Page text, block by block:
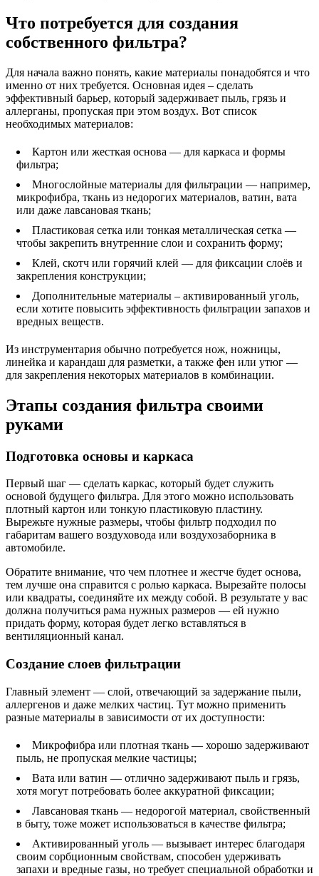
Что потребуется для создания
собственного фильтра?
Для начала важно понять, какие материалы понадобятся и что
именно от них требуется. Основная идея – сделать
эффективный барьер, который задерживает пыль, грязь и
аллерганы, пропуская при этом воздух. Вот список
необходимых материалов:
Картон или жесткая основа — для каркаса и формы
фильтра;
Многослойные материалы для фильтрации — например,
микрофибра, ткань из недорогих материалов, ватин, вата
или даже лавсановая ткань;
Пластиковая сетка или тонкая металлическая сетка —
чтобы закрепить внутренние слои и сохранить форму;
Клей, скотч или горячий клей — для фиксации слоёв и
закрепления конструкции;
Дополнительные материалы – активированный уголь,
если хотите повысить эффективность фильтрации запахов и
вредных веществ.
Из инструментария обычно потребуется нож, ножницы,
линейка и карандаш для разметки, а также фен или утюг —
для закрепления некоторых материалов в комбинации.
Этапы создания фильтра своими
руками
Подготовка основы и каркаса
Первый шаг — сделать каркас, который будет служить
основой будущего фильтра. Для этого можно использовать
плотный картон или тонкую пластиковую пластину.
Вырежьте нужные размеры, чтобы фильтр подходил по
габаритам вашего воздуховода или воздухозаборника в
автомобиле.
Обратите внимание, что чем плотнее и жестче будет основа,
тем лучше она справится с ролью каркаса. Вырезайте полосы
или квадраты, соединяйте их между собой. В результате у вас
должна получиться рама нужных размеров — ей нужно
придать форму, которая будет легко вставляться в
вентиляционный канал.
Создание слоев фильтрации
Главный элемент — слой, отвечающий за задержание пыли,
аллергенов и даже мелких частиц. Тут можно применить
разные материалы в зависимости от их доступности:
Микрофибра или плотная ткань — хорошо задерживают
пыль, не пропуская мелкие частицы;
Вата или ватин — отлично задерживают пыль и грязь,
хотя могут потребовать более аккуратной фиксации;
Лавсановая ткань — недорогой материал, свойственный
в быту, тоже может использоваться в качестве фильтра;
Активированный уголь — вызывает интерес благодаря
своим сорбционным свойствам, способен удерживать
запахи и вредные газы, но требует специальной обработки и